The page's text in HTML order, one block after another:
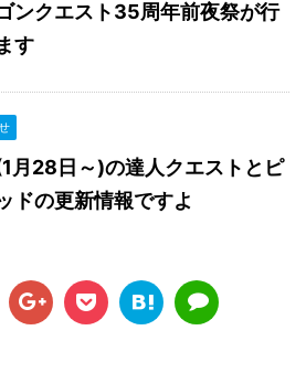
ンクエスト35周年前夜祭が行
す
月28日～)の達人クエストとピ
ドの更新情報ですよ